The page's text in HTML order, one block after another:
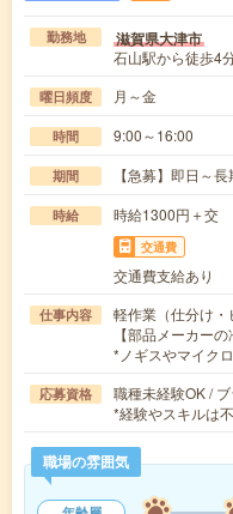
勤務地 滋賀県大津市
石山駅から徒歩4
曜日頻度 月～金
時間 9:00～16:00
期間 【急募】即日～
時給 時給1300円＋交
交通費
交通費支給あり
仕事内容
軽作業（仕分け・
【部品メーカー
*ノギスやマイク
応募資格
職種未経験OK /
*経験やスキルは
職場の雰囲気